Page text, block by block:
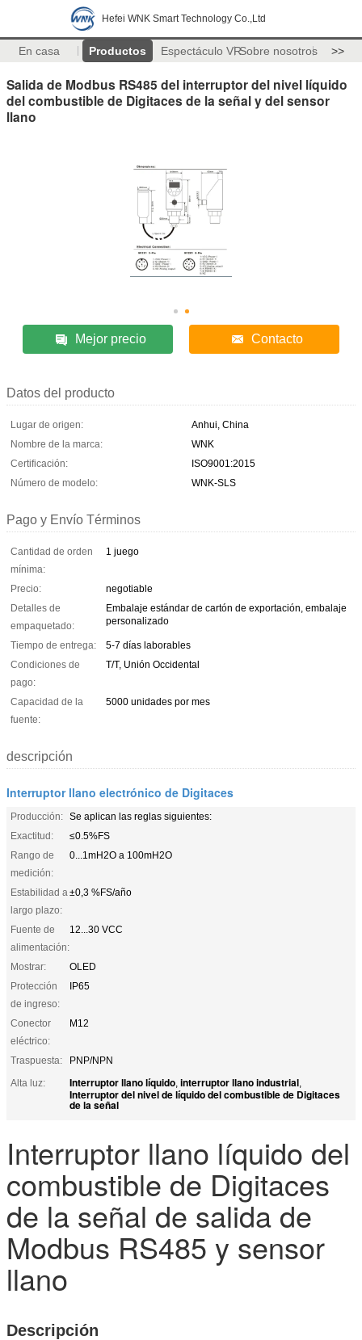
Hefei WNK Smart Technology Co.,Ltd
En casa Productos Espectáculo VRSobre nosotros >>
Salida de Modbus RS485 del interruptor del nivel líquido
del combustible de Digitaces de la señal y del sensor
llano
Mejor precio Contacto
Datos del producto
Lugar de origen:
Anhui, China
Nombre de la marca:
WNK
Certificación:
ISO9001:2015
Número de modelo:
WNK-SLS
Pago y Envío Términos
Cantidad de orden
mínima:
1 juego
Precio:
negotiable
Detalles de
empaquetado:
Embalaje estándar de cartón de exportación, embalaje
personalizado
Tiempo de entrega:
5-7 días laborables
Condiciones de
pago:
T/T, Unión Occidental
Capacidad de la
fuente:
5000 unidades por mes
descripción
Interruptor llano electrónico de Digitaces
Producción: Se aplican las reglas siguientes:
Exactitud:
≤0.5%FS
Rango de
medición:
0...1mH2O a 100mH2O
Estabilidad a
largo plazo:
±0,3 %FS/año
Fuente de
alimentación:
12...30 VCC
Mostrar:
OLED
Protección
de ingreso:
IP65
Conector
eléctrico:
M12
Traspuesta:
PNP/NPN
Alta luz:
Interruptor llano líquido, interruptor llano industrial,
Interruptor del nivel de líquido del combustible de Digitaces
de la señal
Interruptor llano líquido del
combustible de Digitaces
de la señal de salida de
Modbus RS485 y sensor
llano
Descripción